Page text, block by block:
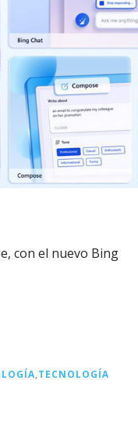
con el nuevo Bing
TECNOLOGÍA